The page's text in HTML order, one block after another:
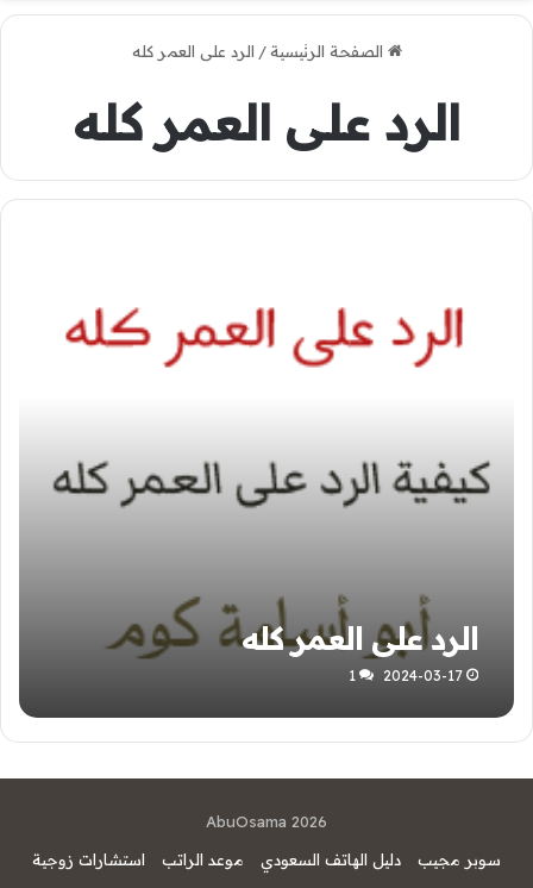
الصفحة الرئيسية / الرد على العمر كله
الرد على العمر كله
الرد على العمر كله
2024-03-17
1
AbuOsama 2026
سوبر مجيب
دليل الهاتف السعودي موعد الراتب استشارات زوجية